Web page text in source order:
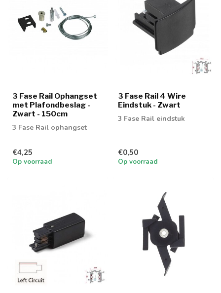
3 Fase Rail Ophangset
met Plafondbeslag -
Zwart - 150cm
3 Fase Rail ophangset
€4,25
Op voorraad
3 Fase Rail 4 Wire
Eindstuk - Zwart
3 Fase Rail eindstuk
€0,50
Op voorraad